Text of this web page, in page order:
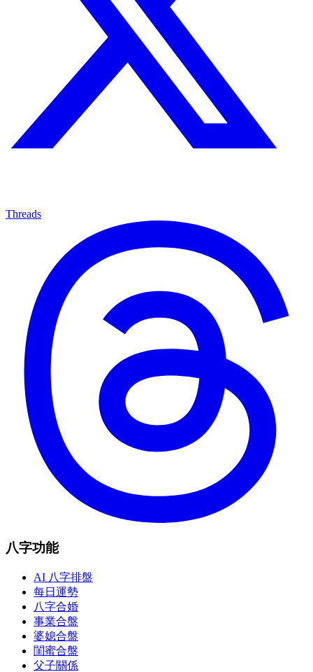
Threads
八字功能
AI 八字排盤
每日運勢
八字合婚
事業合盤
婆媳合盤
閨蜜合盤
父子關係